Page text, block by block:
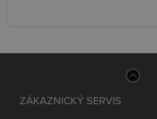
ZÁKAZNICKÝ SERVIS